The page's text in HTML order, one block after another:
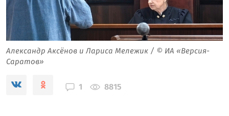
Александр Аксёнов и Лариса Мележик / © ИА «Версия-
Саратов»
1 8815